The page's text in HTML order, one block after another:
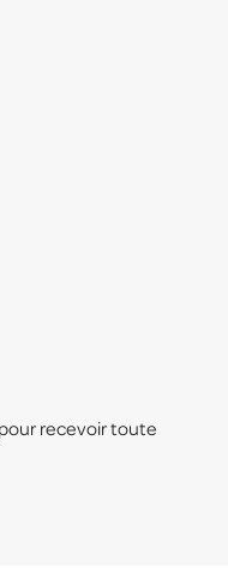
recevoir toute